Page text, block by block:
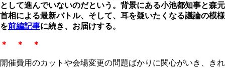
として進んでいないのだという。背景にある小池都知事と森元
首相による最新バトル、そして、耳を疑いたくなる議論の模様
を前編記事に続き、お届けする。
＊ ＊ ＊
開催費用のカットや会場変更の問題ばかりに関心がいき、きれ